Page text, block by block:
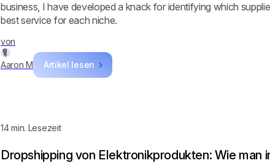
von
Aaron M Artikel lesen
business, I have developed a knack for identifying which
best service for each niche.
14min. Lesezeit
Dropshipping von Elektronikprodukten: Wie man